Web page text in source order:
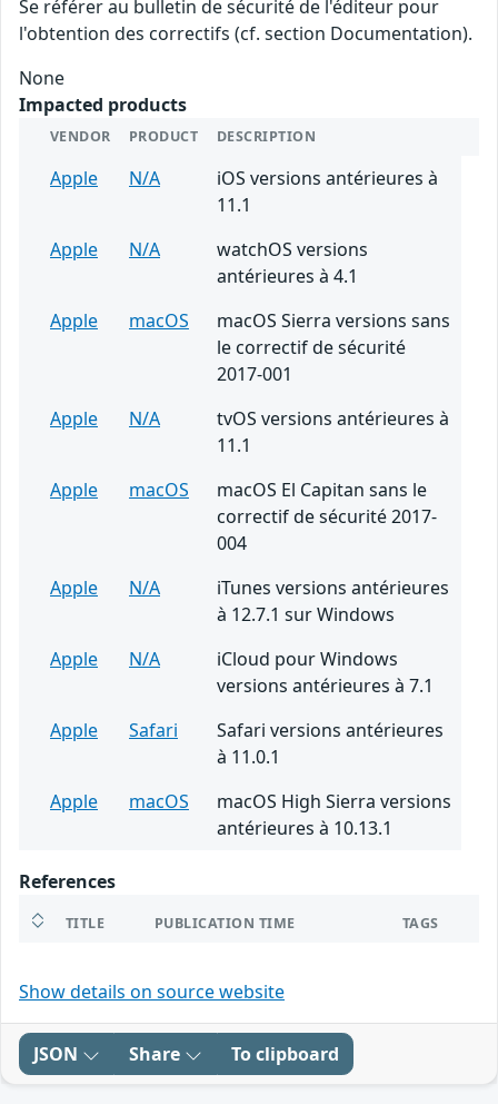
Se référer au bulletin de sécurité de l'éditeur pour
l'obtention des correctifs (cf. section Documentation).
None
Impacted products
VENDOR PRODUCT DESCRIPTION
Apple N/A
iOS versions antérieures à
11.1
Apple
N/A
watchOS versions
antérieures à 4.1
Apple
macOS
macOS Sierra versions sans
le correctif de sécurité
2017-001
Apple
N/A
tvOS versions antérieures à
11.1
Apple
macOS
macOS El Capitan sans le
correctif de sécurité 2017-
004
Apple
N/A
iTunes versions antérieures
à 12.7.1 sur Windows
Apple
N/A
iCloud pour Windows
versions antérieures à 7.1
Apple
Safari
Safari versions antérieures
à 11.0.1
Apple
macOS
macOS High Sierra versions
antérieures à 10.13.1
References
TITLE PUBLICATION TIME TAGS
Show details on source website
JSON Share To clipboard